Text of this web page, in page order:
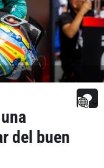
del buen